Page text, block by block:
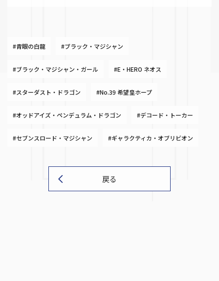
#青眼の白龍 #ブラック・マジシャン
#ブラック・マジシャン・ガール #E・HERO ネオス
#スターダスト・ドラゴン #No.39 希望皇ホープ
#オッドアイズ・ペンデュラム・ドラゴン #デコード・トーカー
#セブンスロード・マジシャン #ギャラクティカ・オブリビオン
戻る